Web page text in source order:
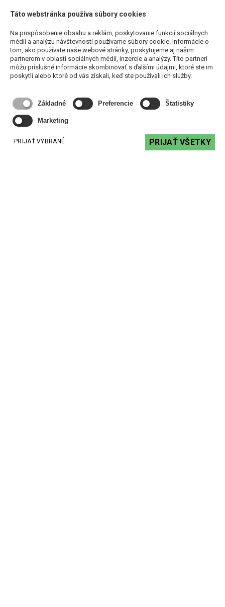
Táto webstránka používa súbory cookies
Na prispôsobenie obsahu a reklám, poskytovanie funkcií sociálnych
médií a analýzu návštevnosti používame súbory cookie. Informácie o
tom, ako používate naše webové stránky, poskytujeme aj našim
partnerom v oblasti sociálnych médií, inzercie a analýzy. Títo partneri
môžu príslušné informácie skombinovať s ďalšími údajmi, ktoré ste im
poskytli alebo ktoré od vás získali, keď ste používali ich služby.
Základné Preferencie Štatistiky
Marketing
PRIJAŤ VYBRANÉ PRIJAŤ VŠETKY